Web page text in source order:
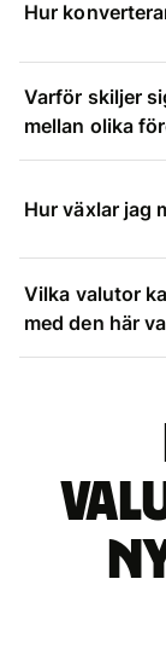
Hur
Varför skiljer
mellan olika
Hur växlar jag
Vilka valutor
med den här